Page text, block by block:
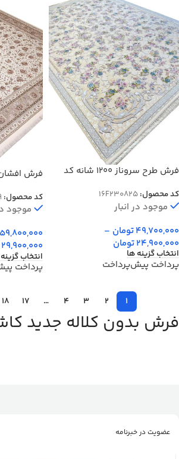
فرش طرح سروناز 1200 شانه کد
کد محصول:16F230825
موجود در انبار
49,700,000تومان –
24,900,000تومان
انتخاب گزینه ها
پرداخت پیش‌پرداخت
کد محصول:
موجود
59,800,000
29,900,000
انتخاب
پرداخت
1
2
3
4
…
17
18
فرش بدون کلاله جدید
عضویت در خبرنامه